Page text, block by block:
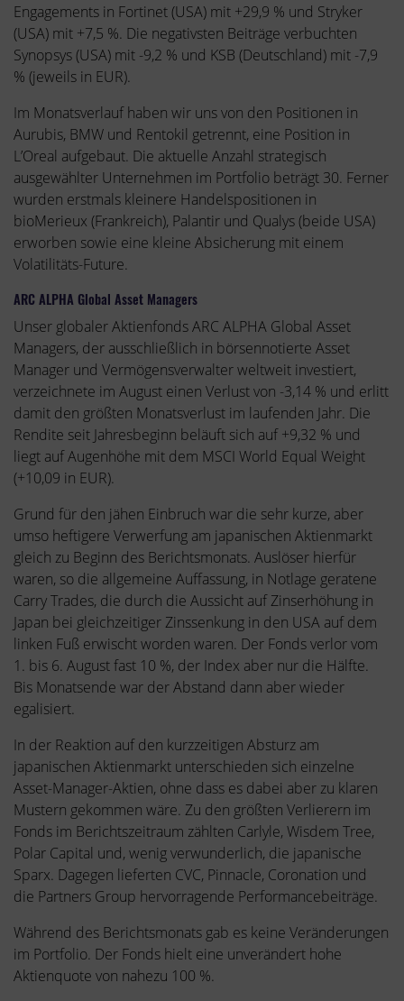
Engagements in Fortinet (USA) mit +29,9 % und Stryker
(USA) mit +7,5 %. Die negativsten Beiträge verbuchten
Synopsys (USA) mit -9,2 % und KSB (Deutschland) mit -7,9
% (jeweils in EUR).
Im Monatsverlauf haben wir uns von den Positionen in
Aurubis, BMW und Rentokil getrennt, eine Position in
L’Oreal aufgebaut. Die aktuelle Anzahl strategisch
ausgewählter Unternehmen im Portfolio beträgt 30. Ferner
wurden erstmals kleinere Handelspositionen in
bioMerieux (Frankreich), Palantir und Qualys (beide USA)
erworben sowie eine kleine Absicherung mit einem
Volatilitäts-Future.
ARC ALPHA Global Asset Managers
Unser globaler Aktienfonds ARC ALPHA Global Asset
Managers, der ausschließlich in börsennotierte Asset
Manager und Vermögensverwalter weltweit investiert,
verzeichnete im August einen Verlust von -3,14 % und erlitt
damit den größten Monatsverlust im laufenden Jahr. Die
Rendite seit Jahresbeginn beläuft sich auf +9,32 % und
liegt auf Augenhöhe mit dem MSCI World Equal Weight
(+10,09 in EUR).
Grund für den jähen Einbruch war die sehr kurze, aber
umso heftigere Verwerfung am japanischen Aktienmarkt
gleich zu Beginn des Berichtsmonats. Auslöser hierfür
waren, so die allgemeine Auffassung, in Notlage geratene
Carry Trades, die durch die Aussicht auf Zinserhöhung in
Japan bei gleichzeitiger Zinssenkung in den USA auf dem
linken Fuß erwischt worden waren. Der Fonds verlor vom
1. bis 6. August fast 10 %, der Index aber nur die Hälfte.
Bis Monatsende war der Abstand dann aber wieder
egalisiert.
In der Reaktion auf den kurzzeitigen Absturz am
japanischen Aktienmarkt unterschieden sich einzelne
Asset-Manager-Aktien, ohne dass es dabei aber zu klaren
Mustern gekommen wäre. Zu den größten Verlierern im
Fonds im Berichtszeitraum zählten Carlyle, Wisdem Tree,
Polar Capital und, wenig verwunderlich, die japanische
Sparx. Dagegen lieferten CVC, Pinnacle, Coronation und
die Partners Group hervorragende Performancebeiträge.
Während des Berichtsmonats gab es keine Veränderungen
im Portfolio. Der Fonds hielt eine unverändert hohe
Aktienquote von nahezu 100 %.